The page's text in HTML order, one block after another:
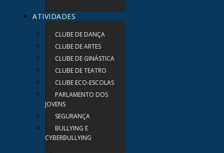
ATIVIDADES
CLUBE DE DANÇA
CLUBE DE ARTES
CLUBE DE GINÁSTICA
CLUBE DE TEATRO
CLUBE ECO-ESCOLAS
PARLAMENTO DOS
JOVENS
SEGURANÇA
BULLYING E
CYBERBULLYING